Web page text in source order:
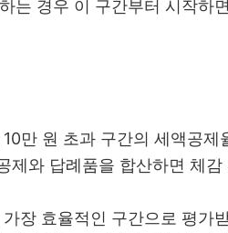
는 경우 이 구간부터 시작하
만 원 초과 구간의 세액공제
제와 답례품을 합산하면 체
장 효율적인 구간으로 평가